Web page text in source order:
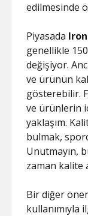
edilmesinde
Piyasada
genellikle
değişiyor.
ve ürünün
gösterebilir.
ve ürünlerin
yaklaşım.
bulmak,
Unutmayın,
zaman kalite
Bir diğer
kullanımıyla